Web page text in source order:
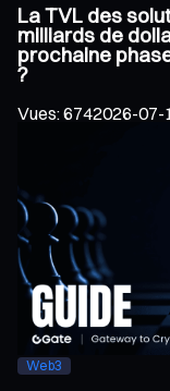
La TVL des
milliards de
prochaine
?
Vues:6742026-07-
Web3